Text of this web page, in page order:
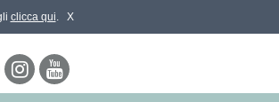
clicca qui. X